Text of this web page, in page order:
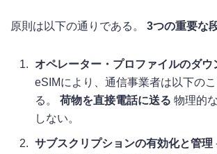
原則は以下の通りである。 3つの重要な
オペレーター・プロファイルのダウ
eSIMにより、通信事業者は以下の
る。 荷物を直接電話に送る 物理的
しない。
サブスクリプションの有効化と管理